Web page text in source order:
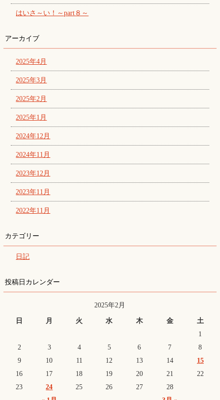
はいさ～い！～part８～
アーカイブ
2025年4月
2025年3月
2025年2月
2025年1月
2024年12月
2024年11月
2023年12月
2023年11月
2022年11月
カテゴリー
日記
投稿日カレンダー
2025年2月
日 月 火 水 木 金 土
1
2
3 4 5 6 7
8
9
10 11 12 13 14
15
16
17 18 19 20 21
22
23
24 25 26 27 28